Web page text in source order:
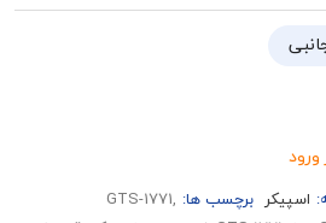
برچسب ها:
,GTS-1771